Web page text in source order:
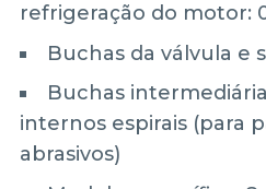
refrigeração do motor:
Buchas da válvula e
Buchas
internos espirais (para
abrasivos)